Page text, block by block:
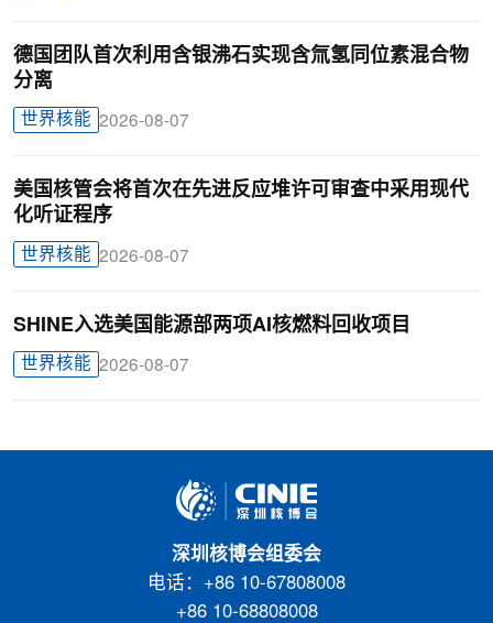
德国团队首次利用含银沸石实现含氚氢同位素混合物
分离
世界核能 2026-08-07
美国核管会将首次在先进反应堆许可审查中采用现代
化听证程序
世界核能 2026-08-07
SHINE入选美国能源部两项AI核燃料回收项目
世界核能 2026-08-07
深圳核博会组委会
电话：+86 10-67808008
+86 10-68808008